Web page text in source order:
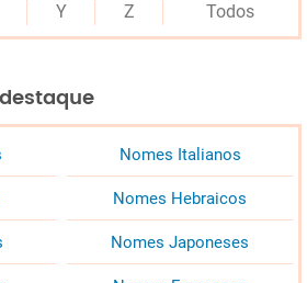
Y Z Todos
Nomes Italianos
Nomes Hebraicos
Nomes Japoneses